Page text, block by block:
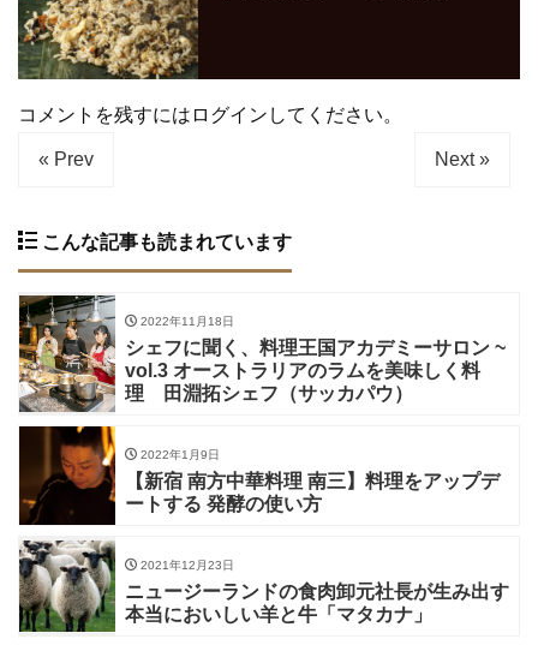
コメントを残すにはログインしてください。
« Prev Next »
こんな記事も読まれています
2022年11月18日
シェフに聞く、料理王国アカデミーサロン ~
vol.3 オーストラリアのラムを美味しく料
理 田淵拓シェフ（サッカパウ）
2022年1月9日
【新宿 南方中華料理 南三】料理をアップデ
ートする 発酵の使い方
2021年12月23日
ニュージーランドの食肉卸元社長が生み出す
本当においしい羊と牛「マタカナ」